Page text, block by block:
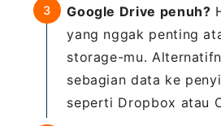
Google Drive penuh?
yang nggak penting
storage-mu.
sebagian data ke
seperti Dropbox atau